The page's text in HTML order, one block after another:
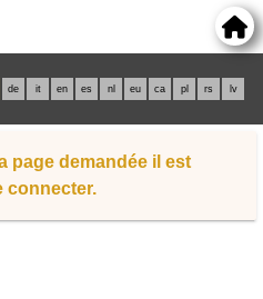
de it en es nl eu ca pl rs lv
page demandée il est
connecter.